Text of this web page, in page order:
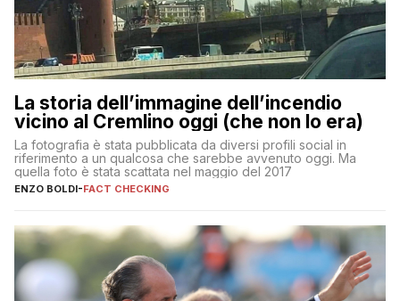
La storia dell’immagine dell’incendio
vicino al Cremlino oggi (che non lo era)
La fotografia è stata pubblicata da diversi profili social in
riferimento a un qualcosa che sarebbe avvenuto oggi. Ma
quella foto è stata scattata nel maggio del 2017
ENZO BOLDI-FACT CHECKING